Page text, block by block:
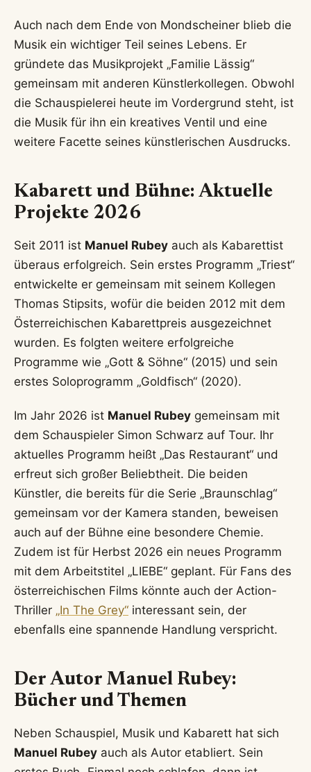
Manuel Rubey als Musiker: Von
Mondscheiner bis heute
Manuel Rubeystets seine Leidenschaft für die
Musik. Im Jahr 2002 war er Mitgründer und
Frontmann der Rockband Mondscheiner. Die Band
erspielte sich in der Wiener Lokalszene schnell
eine Fangemeinde und feierte 2006 mit dem Song
„Das was wir sind“ einen Charterfolg. Im
November 2009 gab die Band ihre Auflösung
bekannt, die von einer Abschiedstour im Jahr
2010 begleitet wurde.
Auch nach dem Ende von Mondscheiner blieb die
Musik ein wichtiger Teil seines Lebens. Er
gründete das Musikprojekt „Familie Lässig“
gemeinsam mit anderen Künstlerkollegen. Obwohl
die Schauspielerei heute im Vordergrund steht, ist
die Musik für ihn ein kreatives Ventil und eine
weitere Facette seines künstlerischen Ausdrucks.
Kabarett und Bühne: Aktuelle
Projekte 2026
überaus erfolgreich. Sein erstes Programm „Triest“
entwickelte er gemeinsam mit seinem Kollegen
Österreichischen Kabarettpreis ausgezeichnet
wurden. Es folgten weitere erfolgreiche